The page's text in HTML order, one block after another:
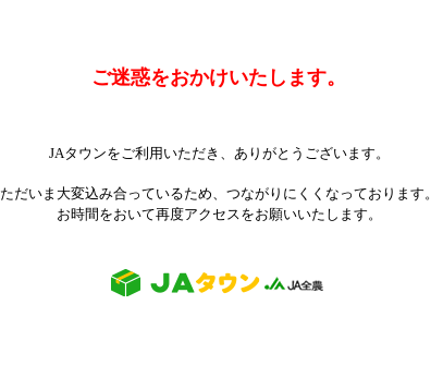
ご迷惑をおかけいたします。
JAタウンをご利用いただき、ありがとうございます。
ただいま大変込み合っているため、つながりにくくなっております。
お時間をおいて再度アクセスをお願いいたします。